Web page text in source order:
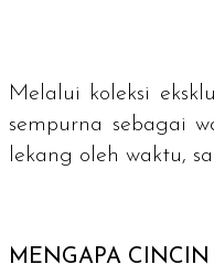
Melalui koleksi
sempurna sebagai
lekang oleh waktu,
MENGAPA CINCIN